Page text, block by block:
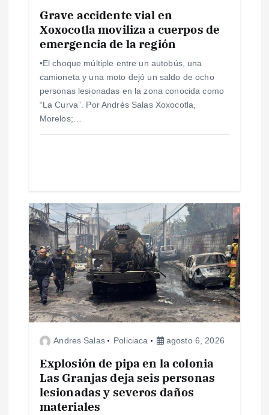
a
s
Grave accidente vial en
Xoxocotla moviliza a cuerpos de
emergencia de la región
•El choque múltiple entre un autobús, una
camioneta y una moto dejó un saldo de ocho
personas lesionadas en la zona conocida como
“La Curva”. Por Andrés Salas Xoxocotla,
Morelos;…
Andres Salas Policiaca agosto 6, 2026
Explosión de pipa en la colonia
Las Granjas deja seis personas
lesionadas y severos daños
materiales